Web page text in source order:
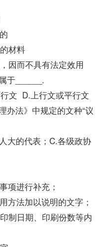
材料
而不具有法定效用
______.
D.上行文或平行文
法》中规定的文种“议
的代表；C.各级政协
进行补充；
法加以说明的文字；
日期、印刷份数等内